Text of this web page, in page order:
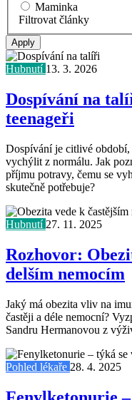
Maminka
Filtrovat články
Hubnutí 13. 3. 2026
Dospívání na
teenageři
Dospívání je citlivé
vychýlit z normálu. Jak
příjmu potravy, čemu se
skutečně potřebuje?
Hubnutí 27. 11. 2025
Rozhovor:
delším nemocím
Jaký má obezita vliv na
častěji a déle nemocní?
Sandru Hermanovou z
Pohled lékaře 28. 4. 2025